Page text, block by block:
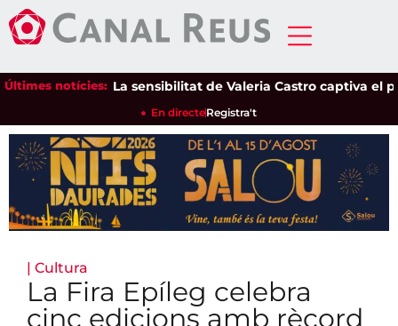
Últimes notícies:La sensibilitat de Valeria Castro captiva el
En directeRegistra't
| Cultura
La Fira Epíleg celebra
cinc edicions amb rècord